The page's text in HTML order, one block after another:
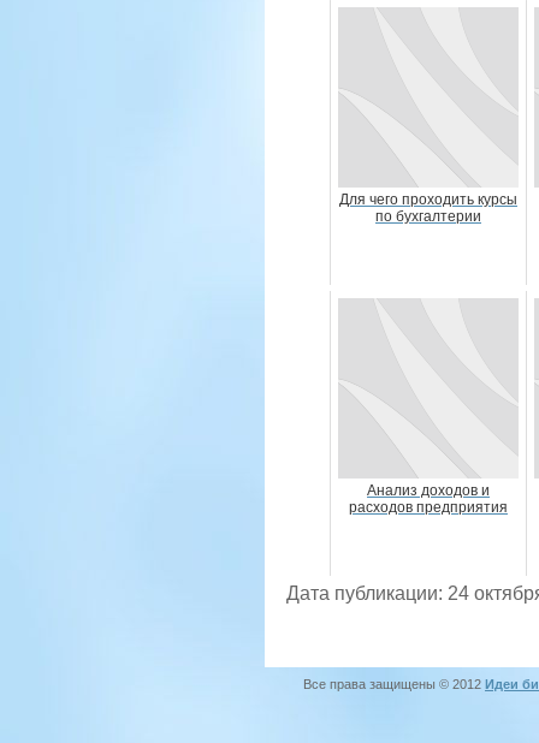
Для чего проходить курсы
по бухгалтерии
Анализ доходов и
расходов предприятия
Дата публикации: 24
Все права защищены © 2012 Идеи